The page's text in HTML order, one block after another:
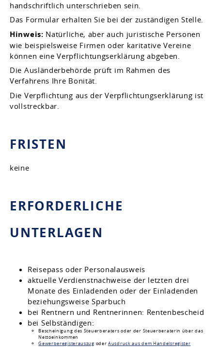
handschriftlich unterschrieben sein.
Das Formular erhalten Sie bei der zuständigen Stelle.
Hinweis: Natürliche, aber auch juristische Personen
wie beispielsweise Firmen oder karitative Vereine
können eine Verpflichtungserklärung abgeben.
Die Ausländerbehörde prüft im Rahmen des
Verfahrens Ihre Bonität.
Die Verpflichtung aus der Verpflichtungserklärung ist
vollstreckbar.
FRISTEN
keine
ERFORDERLICHE
UNTERLAGEN
Reisepass oder Personalausweis
aktuelle Verdienstnachweise der letzten drei
Monate des Einladenden oder der Einladenden
beziehungsweise Sparbuch
bei Rentnern und Rentnerinnen: Rentenbescheid
bei Selbständigen:
Bescheinigung des Steuerberaters oder der Steuerberaterin über das
Nettoeinkommen
Gewerberegisterauszug oderAusdruck aus dem Handelsregister